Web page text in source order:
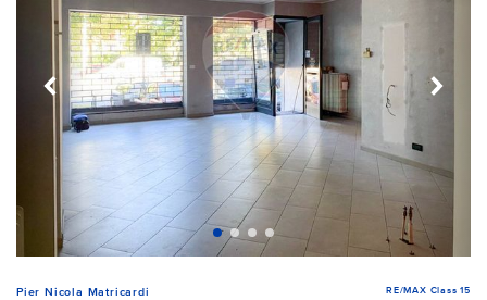
Pier Nicola Matricardi RE/MAX Class 15